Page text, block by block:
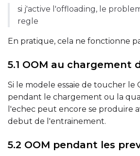
si j'active l'offloading, le
regle
En pratique, cela ne fonctionne
5.1 OOM au chargement
Si le modele essaie de toucher le
pendant le chargement ou la
l'echec peut encore se produire
debut de l'entrainement.
5.2 OOM pendant les